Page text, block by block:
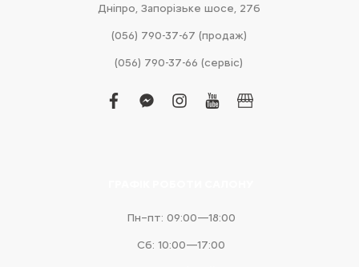
Дніпро, Запорізьке шосе, 27б
(056) 790-37-67 (продаж)
(056) 790-37-66 (сервіс)
facebook
facebook-
instagram
youtubebusiness
Пн–пт: 09:00—18:00
Сб: 10:00—17:00